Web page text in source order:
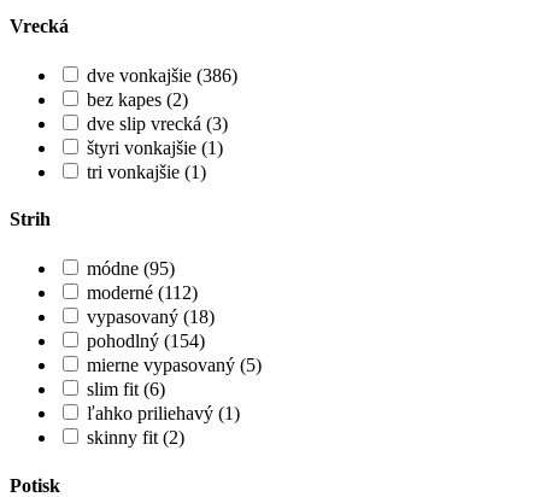
Vrecká
dve vonkajšie (386)
bez kapes (2)
dve slip vrecká (3)
štyri vonkajšie (1)
tri vonkajšie (1)
Strih
módne (95)
moderné (112)
vypasovaný (18)
pohodlný (154)
mierne vypasovaný (5)
slim fit (6)
ľahko priliehavý (1)
skinny fit (2)
Potisk